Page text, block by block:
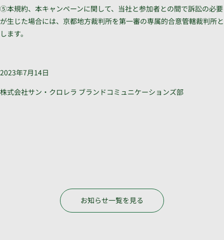
⑤本規約、本キャンペーンに関して、当社と参加者との間で訴訟の必要
が生じた場合には、京都地方裁判所を第一審の専属的合意管轄裁判所と
します。
2023年7月14日
株式会社サン・クロレラ ブランドコミュニケーションズ部
お知らせ一覧を見る